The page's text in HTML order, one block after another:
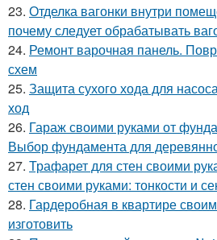
23. Отделка вагонки внутри
почему следует обрабатывать
24. Ремонт варочная панель.
схем
25. Защита сухого хода для
ход
26. Гараж своими руками от
Выбор фундамента для
27. Трафарет для стен своими
стен своими руками: тонкости и
28. Гардеробная в квартире
изготовить